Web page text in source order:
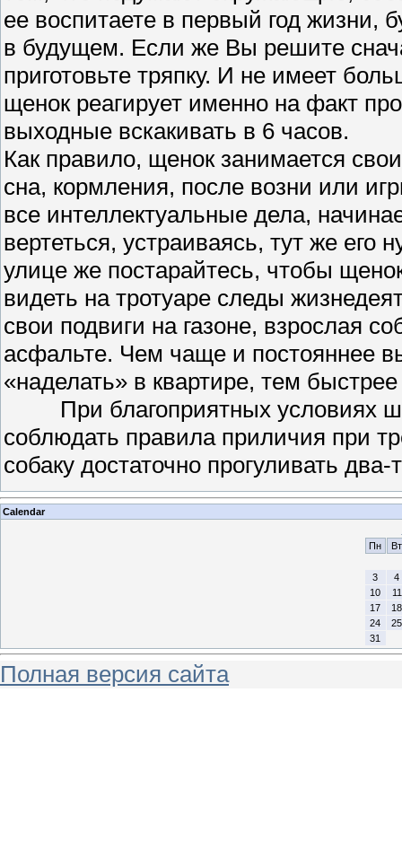
ее воспитаете в первый год жизни,
в будущем. Если же Вы решите
приготовьте тряпку. И не имеет
щенок реагирует именно на факт
выходные вскакивать в 6 часов.
Как правило, щенок занимается
сна, кормления, после возни или
все интеллектуальные дела,
вертеться, устраиваясь, тут же его
улице же постарайтесь, чтобы
видеть на тротуаре следы
свои подвиги на газоне, взрослая
асфальте. Чем чаще и постояннее
«наделать» в квартире, тем
При благоприятных условиях
соблюдать правила приличия при
собаку достаточно прогуливать два-
Calendar
Пн
Вт
3
4
10
11
17
18
24
25
31
Полная версия сайта